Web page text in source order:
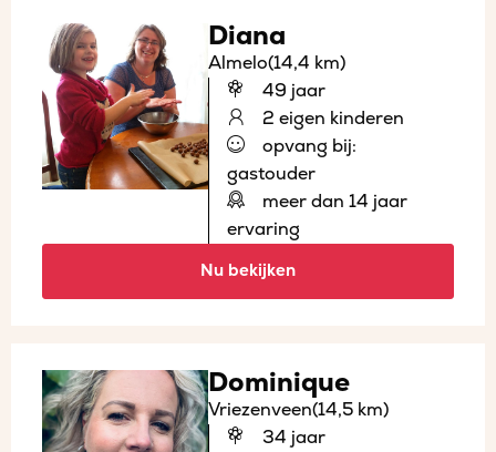
Diana
Almelo(14,4 km)
49 jaar
2 eigen kinderen
opvang bij:
gastouder
meer dan 14 jaar
ervaring
Nu bekijken
Dominique
Vriezenveen(14,5 km)
34 jaar